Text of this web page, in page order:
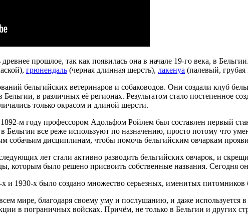
прошлое, так как появилась она в начале 19-го века, в
грюнендаль (черная длинная шерсть), лакенуа (палевый, грубая
бельгийских ветеринаров и собаководов. Они создали клуб
в различных её регионах. Результатом стало постепенное
только окрасом и длиной шерсти.
м году профессором Адольфом Ройлем был составлен первый
Бельгии все реже используют по назначению, просто потому что
собачьим дисциплинам, чтобы помочь бельгийским овчаркам
лет стали активно разводить бельгийских овчарок, и
которым было решено присвоить собственные названия. Сегодня
и 1930-х было создано множество серьезных, именитых
мире, благодаря своему уму и послушанию, и даже
в пограничных войсках. Причём, не только в Бельгии и других